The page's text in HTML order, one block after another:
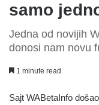
samo
Jedna od novijih
donosi nam novu
1 minute read
Sajt WABetaInfo